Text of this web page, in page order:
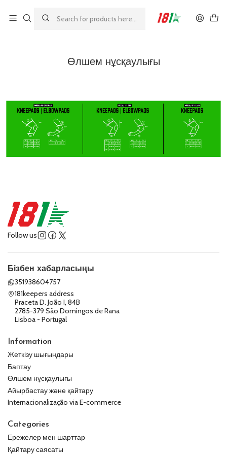
Өлшем нұсқаулығы
Follow us
Бізбен хабарласыңы
351938604757
181keepers address
Praceta D. João I, 84B
2785-379 São Domingos de Rana
Lisboa - Portugal
Information
Жеткізу шығындары
Баптау
Өлшем нұсқаулығы
Айырбастау және қайтару
Internacionalização via E-commerce
Categories
Ережелер мен шарттар
Қайтару саясаты